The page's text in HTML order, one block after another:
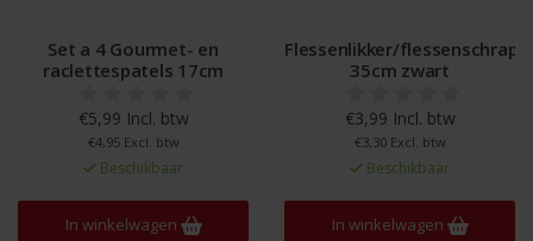
Set a 4 Gourmet- en
raclettespatels 17cm
€5,99 Incl. btw
€4,95 Excl. btw
Beschikbaar
In winkelwagen
Flessenlikker/
35cm zwart
€3,99 Incl. btw
€3,30 Excl. btw
Beschikbaar
In winkelwagen